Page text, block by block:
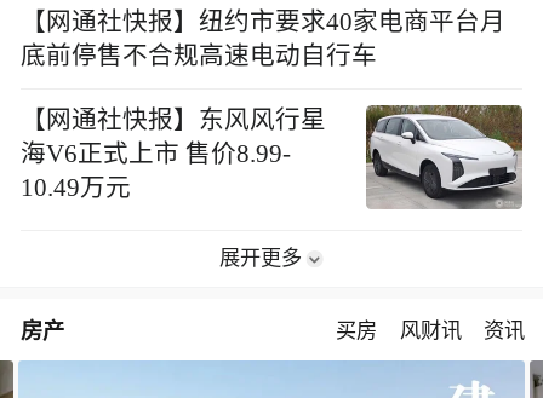
【网通社快报】纽约市要求40家电商平台月
底前停售不合规高速电动自行车
【网通社快报】东风风行星
海V6正式上市 售价8.99-
10.49万元
展开更多
房产 买房 风财讯 资讯